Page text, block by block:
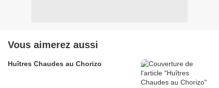
Vous aimerez aussi
Huîtres Chaudes au Chorizo